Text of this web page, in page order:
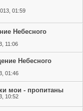
01:59
Небесного
11:06
Небесного
01:46
мои - пропитаны
10:52